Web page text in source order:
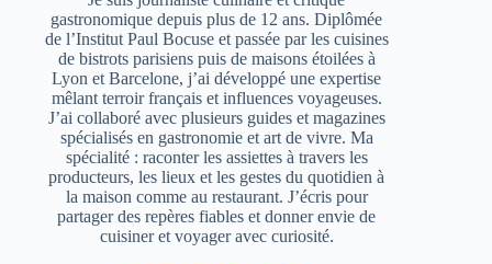
gastronomique depuis plus de 12 ans. Diplômée
de l’Institut Paul Bocuse et passée par les cuisines
de bistrots parisiens puis de maisons étoilées à
Lyon et Barcelone, j’ai développé une expertise
mêlant terroir français et influences voyageuses.
J’ai collaboré avec plusieurs guides et magazines
spécialisés en gastronomie et art de vivre. Ma
spécialité : raconter les assiettes à travers les
producteurs, les lieux et les gestes du quotidien à
la maison comme au restaurant. J’écris pour
partager des repères fiables et donner envie de
cuisiner et voyager avec curiosité.